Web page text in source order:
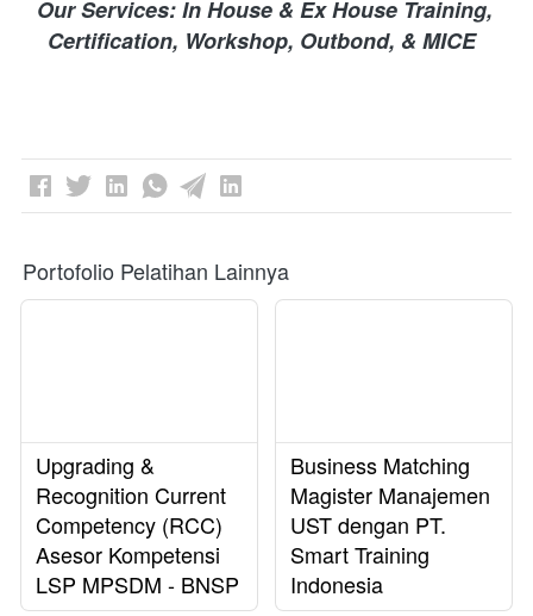
Our Services: In House & Ex House Training,
Certification, Workshop, Outbond, & MICE
Portofolio Pelatihan Lainnya
Upgrading &
Recognition Current
Competency (RCC)
Asesor Kompetensi
LSP MPSDM - BNSP
Business Matching
Magister Manajemen
UST dengan PT.
Smart Training
Indonesia